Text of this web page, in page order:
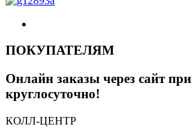
ПОКУПАТЕЛЯМ
Онлайн заказы через сайт
круглосуточно!
КОЛЛ-ЦЕНТР